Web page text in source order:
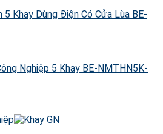
Nghiệp 5 Khay BE-NMTHN5K-